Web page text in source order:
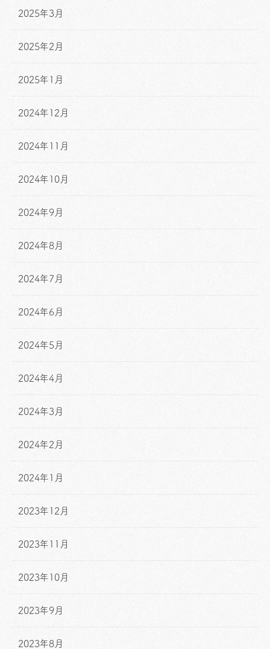
2025年3月
2025年2月
2025年1月
2024年12月
2024年11月
2024年10月
2024年9月
2024年8月
2024年7月
2024年6月
2024年5月
2024年4月
2024年3月
2024年2月
2024年1月
2023年12月
2023年11月
2023年10月
2023年9月
2023年8月